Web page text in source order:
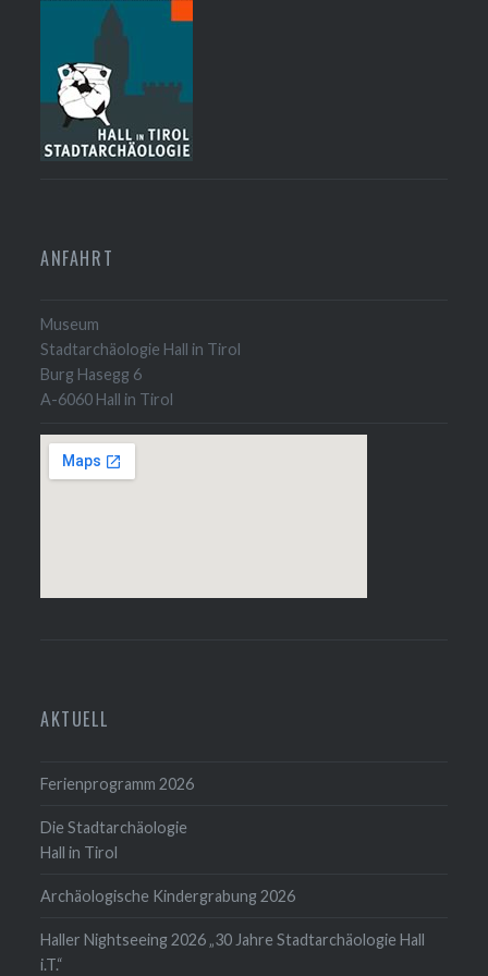
ANFAHRT
Museum
Stadtarchäologie Hall in Tirol
Burg Hasegg 6
A-6060 Hall in Tirol
AKTUELL
Ferienprogramm 2026
Die Stadtarchäologie
Hall in Tirol
Archäologische Kindergrabung 2026
Haller Nightseeing 2026 „30 Jahre Stadtarchäologie Hall
i.T.“